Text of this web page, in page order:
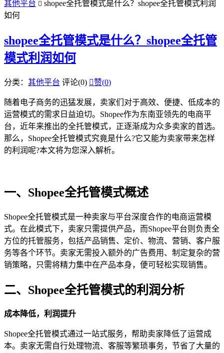
其他平台  shopee全托管模式是什么？shopee全托管模式利润
如何
shopee全托管模式是什么？shopee全托管
模式利润如何
分类： 其他平台 评论(0) 赞(0)
随着电子商务的迅猛发展，卖家们对于高效、便捷、低成本的
运营模式的需求日益迫切。Shopee作为东南亚领先的电商平
台，近年来推出的全托管模式，正逐渐成为众多卖家的首选。
那么，Shopee全托管模式究竟是什么?它又能为卖家带来怎样
的利润呢?本文将为您深入解析。
一、Shopee全托管模式概述
Shopee全托管模式是一种卖家与平台深度合作的电商运营模
式。在此模式下，卖家只需提供产品，而Shopee平台则负责全
方位的托管服务，包括产品销售、定价、物流、营销、客户服
务等各个环节。卖家无需投入额外的广告费用、制定复杂的营
销策略，只需将精力集中在产品本身，便可轻松实现销售。
二、Shopee全托管模式的利润分析
成本降低，利润提升
Shopee全托管模式通过一站式服务，帮助卖家降低了运营成
本。卖家无需自行处理物流、客服等繁琐事务，节省了大量的